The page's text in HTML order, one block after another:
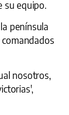
su equipo.
península
nosotros,